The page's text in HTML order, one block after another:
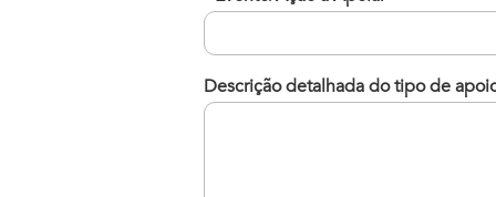
Descrição detalhada do tipo de